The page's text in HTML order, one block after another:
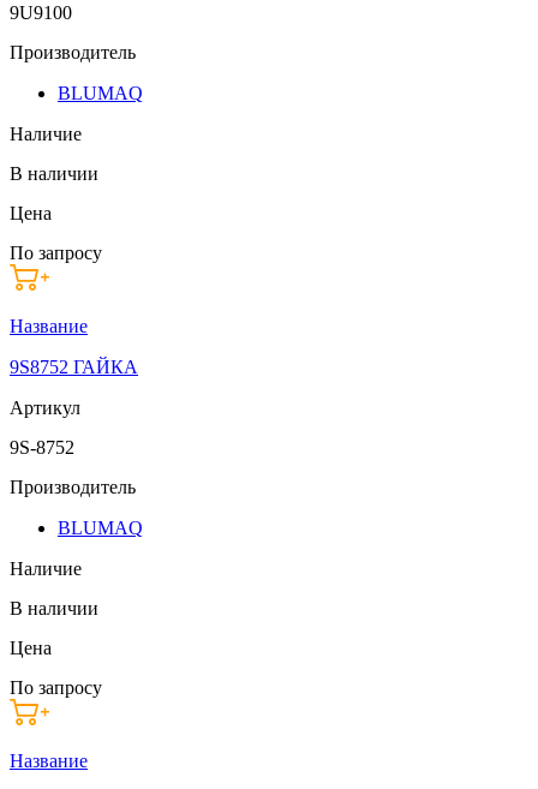
9U9100
Производитель
BLUMAQ
Наличие
В наличии
Цена
По запросу
Название
9S8752 ГАЙКА
Артикул
9S-8752
Производитель
BLUMAQ
Наличие
В наличии
Цена
По запросу
Название